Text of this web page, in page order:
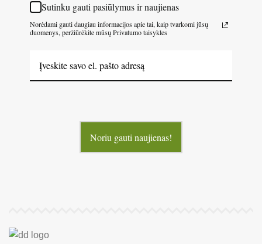
Sutinku gauti pasiūlymus ir naujienas
Norėdami gauti daugiau informacijos apie tai, kaip tvarkomi jūsų
duomenys, peržiūrėkite mūsų Privatumo taisykles
Noriu gauti naujienas!